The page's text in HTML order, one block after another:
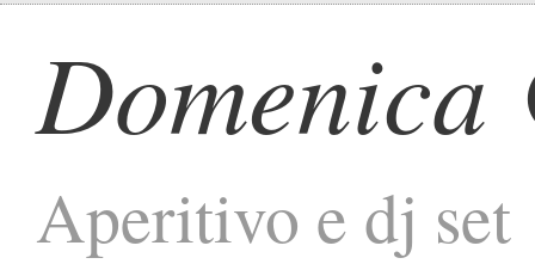
Domenica
Aperitivo e dj set